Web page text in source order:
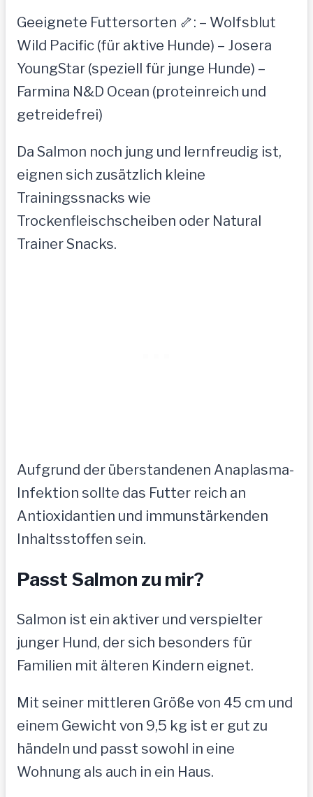
Geeignete Futtersorten 🦴: – Wolfsblut
Wild Pacific (für aktive Hunde) – Josera
YoungStar (speziell für junge Hunde) –
Farmina N&D Ocean (proteinreich und
getreidefrei)
Da Salmon noch jung und lernfreudig ist,
eignen sich zusätzlich kleine
Trainingssnacks wie
Trockenfleischscheiben oder Natural
Trainer Snacks.
Aufgrund der überstandenen Anaplasma-
Infektion sollte das Futter reich an
Antioxidantien und immunstärkenden
Inhaltsstoffen sein.
Passt Salmon zu mir?
Salmon ist ein aktiver und verspielter
junger Hund, der sich besonders für
Familien mit älteren Kindern eignet.
Mit seiner mittleren Größe von 45 cm und
einem Gewicht von 9,5 kg ist er gut zu
händeln und passt sowohl in eine
Wohnung als auch in ein Haus.